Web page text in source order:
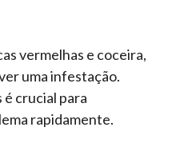
vermelhas e coceira,
uma infestação.
é crucial para
rapidamente.